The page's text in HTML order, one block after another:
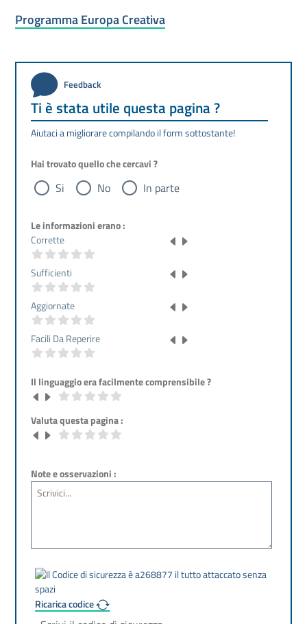
Programma Europa Creativa
Feedback
Ti è stata utile questa pagina ?
Aiutaci a migliorare compilando il form sottostante!
Hai trovato quello che cercavi ?
Si No In parte
Le informazioni erano :
Corrette
Sufficienti
Aggiornate
Facili Da Reperire
Il linguaggio era facilmente comprensibile ?
Valuta questa pagina :
Note e osservazioni :
Ricarica codice